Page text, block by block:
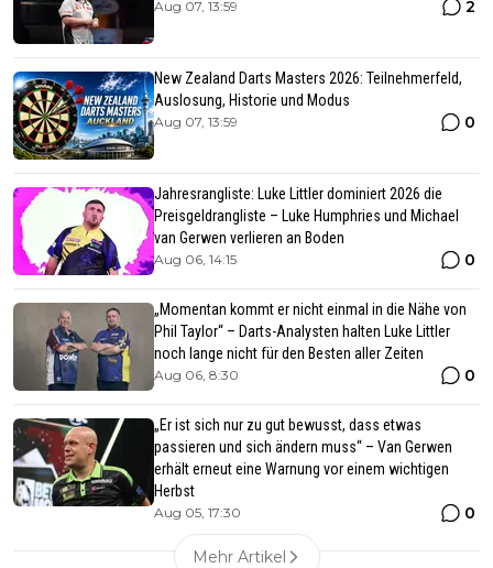
Aug 07, 13:59 2
New Zealand Darts Masters 2026: Teilnehmerfeld,
Auslosung, Historie und Modus
Aug 07, 13:59 0
Jahresrangliste: Luke Littler dominiert 2026 die
Preisgeldrangliste – Luke Humphries und Michael
van Gerwen verlieren an Boden
Aug 06, 14:15 0
„Momentan kommt er nicht einmal in die Nähe von
Phil Taylor“ – Darts-Analysten halten Luke Littler
noch lange nicht für den Besten aller Zeiten
Aug 06, 8:30 0
„Er ist sich nur zu gut bewusst, dass etwas
passieren und sich ändern muss“ – Van Gerwen
erhält erneut eine Warnung vor einem wichtigen
Herbst
Aug 05, 17:30 0
Mehr Artikel